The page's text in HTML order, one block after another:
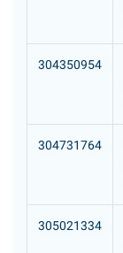
304350954
304731764
305021334